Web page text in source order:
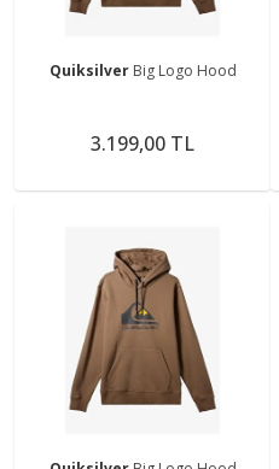
Quiksilver Big Logo Hood
3.199,00 TL